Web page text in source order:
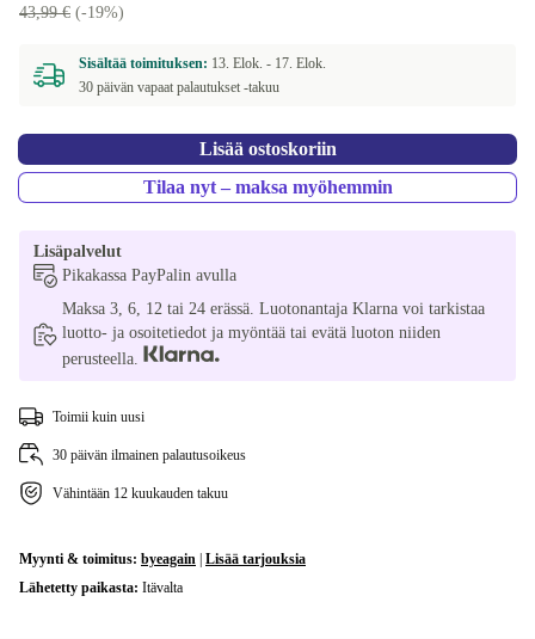
43,99 € (-19%)
Sisältää toimituksen: 13. Elok. - 17. Elok.
30 päivän vapaat palautukset -takuu
Lisää ostoskoriin
Tilaa nyt – maksa myöhemmin
Lisäpalvelut
Pikakassa PayPalin avulla
Maksa 3, 6, 12 tai 24 erässä. Luotonantaja Klarna voi tarkistaa
luotto- ja osoitetiedot ja myöntää tai evätä luoton niiden
perusteella.
Toimii kuin uusi
30 päivän ilmainen palautusoikeus
Vähintään 12 kuukauden takuu
Myynti & toimitus: byeagain Lisää tarjouksia
Lähetetty paikasta: Itävalta